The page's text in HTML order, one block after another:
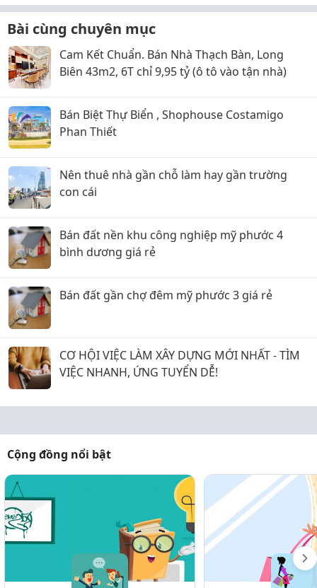
Bài cùng chuyên mục
Cam Kết Chuẩn. Bán Nhà Thạch Bàn, Long
Biên 43m2, 6T chỉ 9,95 tỷ (ô tô vào tận nhà)
Bán Biệt Thự Biển , Shophouse Costamigo
Phan Thiết
Nên thuê nhà gần chỗ làm hay gần trường
con cái
Bán đất nền khu công nghiệp mỹ phước 4
bình dương giá rẻ
Bán đất gần chợ đêm mỹ phước 3 giá rẻ
CƠ HỘI VIỆC LÀM XÂY DỰNG MỚI NHẤT - TÌM
VIỆC NHANH, ỨNG TUYỂN DỄ!
Cộng đồng nổi bật